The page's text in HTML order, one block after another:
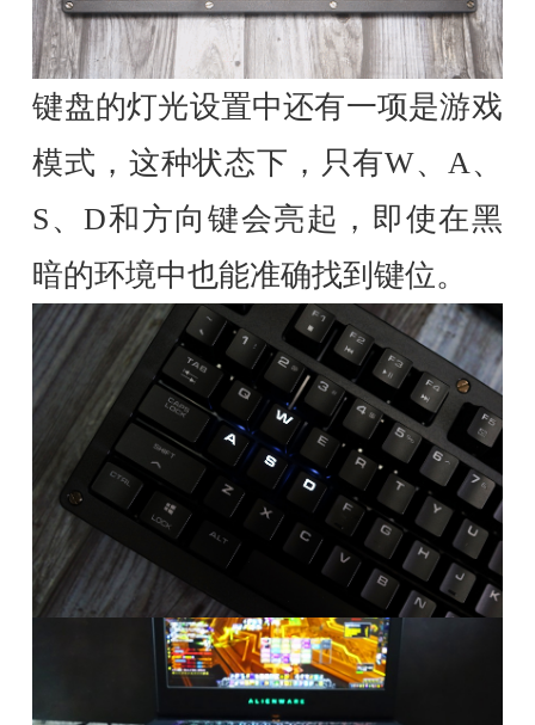
键盘的灯光设置中还有一项是游戏
模式，这种状态下，只有W、A、
S、D和方向键会亮起，即使在黑
暗的环境中也能准确找到键位。